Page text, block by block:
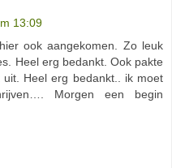
13:09
ook aangekomen. Zo leuk
Heel erg bedankt. Ook pakte
Heel erg bedankt.. ik moet
Morgen een begin